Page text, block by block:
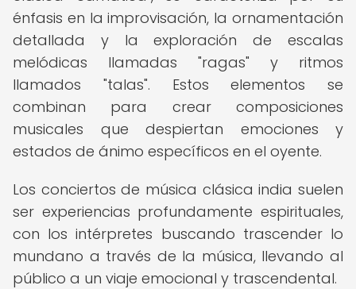
énfasis en la improvisación, la ornamentación
detallada y la exploración de escalas
melódicas llamadas "ragas" y ritmos
llamados "talas". Estos elementos se
combinan para crear composiciones
musicales que despiertan emociones y
estados de ánimo específicos en el oyente.
Los conciertos de música clásica india suelen
ser experiencias profundamente espirituales,
con los intérpretes buscando trascender lo
mundano a través de la música, llevando al
público a un viaje emocional y trascendental.